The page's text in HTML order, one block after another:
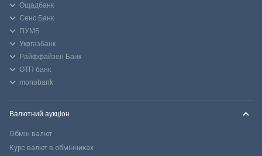
Ощадбанк
Сенс Банк
ПУМБ
Укргазбанк
Райффайзен Банк
ОТП банк
monobank
Валютний аукціон
Обмін валют
Курс валют в обмінниках